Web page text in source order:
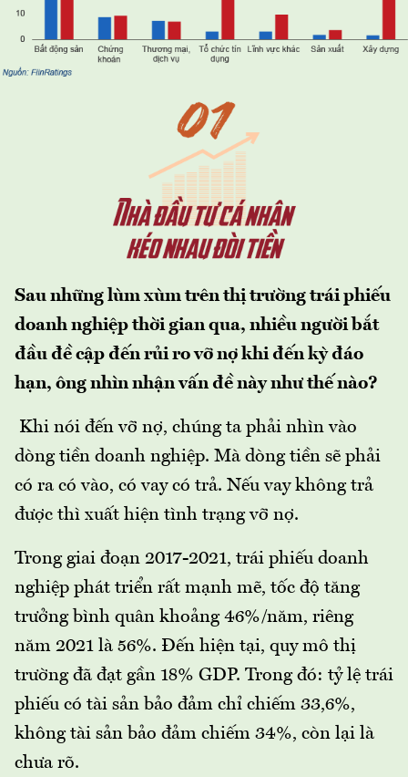
Sau những lùm xùm trên thị trường trái phiếu
doanh nghiệp thời gian qua, nhiều người bắt
đầu đề cập đến rủi ro vỡ nợ khi đến kỳ đáo
hạn, ông nhìn nhận vấn đề này như thế nào?
Khi nói đến vỡ nợ, chúng ta phải nhìn vào
dòng tiền doanh nghiệp. Mà dòng tiền sẽ phải
có ra có vào, có vay có trả. Nếu vay không trả
được thì xuất hiện tình trạng vỡ nợ.
Trong giai đoạn 2017-2021, trái phiếu doanh
nghiệp phát triển rất mạnh mẽ, tốc độ tăng
trưởng bình quân khoảng 46%/năm, riêng
năm 2021 là 56%. Đến hiện tại, quy mô thị
trường đã đạt gần 18% GDP. Trong đó: tỷ lệ trái
phiếu có tài sản bảo đảm chỉ chiếm 33,6%,
không tài sản bảo đảm chiếm 34%, còn lại là
chưa rõ.